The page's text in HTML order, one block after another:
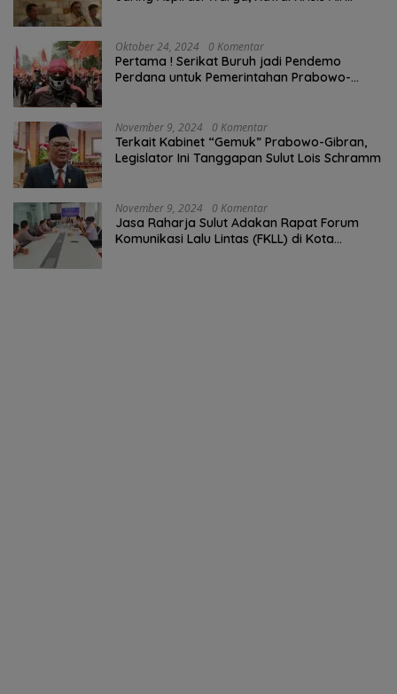
Oktober 24, 2024 0 Komentar
Pertama ! Serikat Buruh jadi Pendemo
Perdana untuk Pemerintahan Prabowo-
November 9, 2024 0 Komentar
Terkait Kabinet “Gemuk” Prabowo-Gibran,
Legislator Ini Tanggapan Sulut Lois Schramm
November 9, 2024 0 Komentar
Jasa Raharja Sulut Adakan Rapat Forum
Komunikasi Lalu Lintas (FKLL) di Kota